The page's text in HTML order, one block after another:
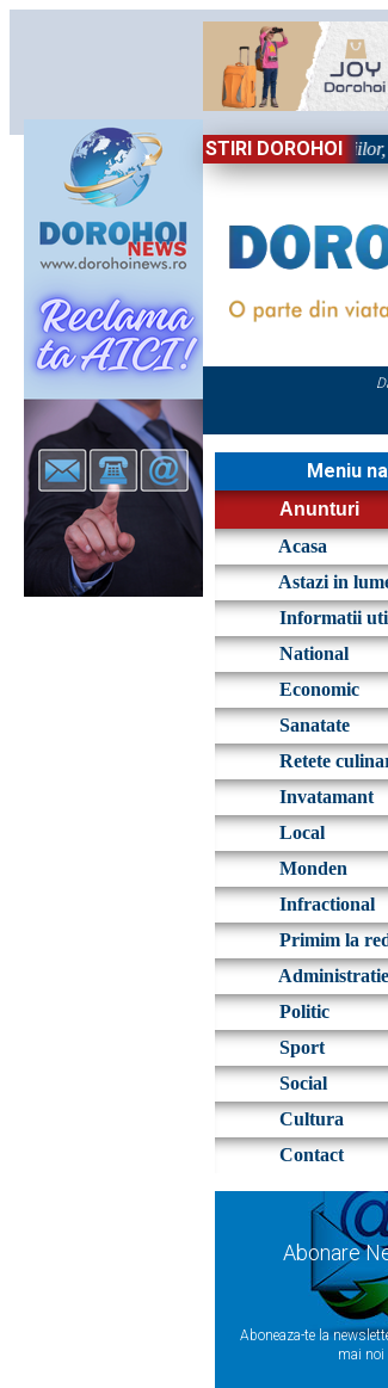
STIRI DOROHOI
Sărbătoare!” – trei zile dedicate tradițiilor,
Meniu
Anunturi
Acasa
Astazi in
Informatii
National
Economic
Sanatate
Retete
Invatamant
Local
Monden
Infractional
Primim la
Administratie
Politic
Sport
Social
Cultura
Contact
Abonare
Aboneaza-te la
mai